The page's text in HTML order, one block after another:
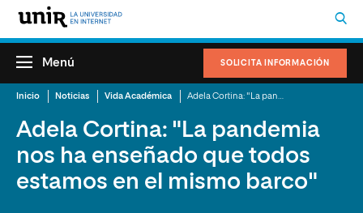
SOLICITA INFORMACIÓN
Menú
Inicio Noticias Vida Académica
Adela Cortina: "La pandemia
nos ha enseñado que todos
estamos en el mismo barco"